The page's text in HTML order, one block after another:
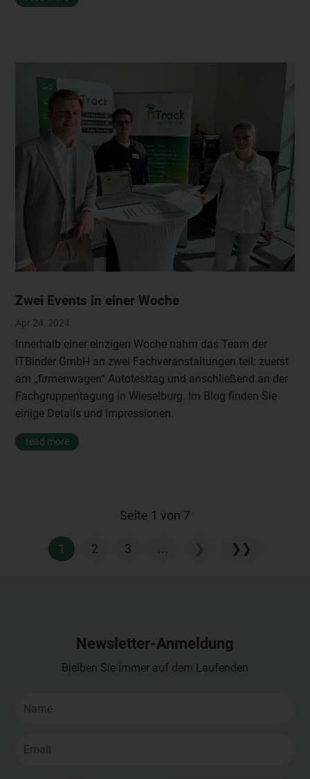
Zwei Events in einer Woche
Apr 24, 2024
Innerhalb einer einzigen Woche nahm das Team der
ITBinder GmbH an zwei Fachveranstaltungen teil: zuerst
am „firmenwagen“ Autotesttag und anschließend an der
Fachgruppentagung in Wieselburg. Im Blog finden Sie
einige Details und Impressionen.
read more
Seite 1 von 7
1 2 3 ... ❯❯
Newsletter-Anmeldung
Bleiben Sie immer auf dem Laufenden